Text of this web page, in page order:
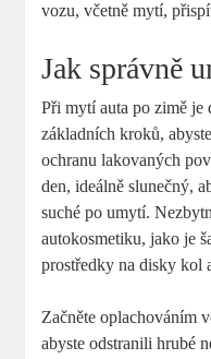
vozu, včetně mytí,
Jak správně
Při mytí auta po zimě
základních kroků,
ochranu lakovaných
den, ideálně slunečný,
suché po umytí.
autokosmetiku, jako je
prostředky na disky kol
Začněte oplachováním
abyste odstranili hrubé